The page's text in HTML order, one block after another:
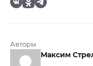
Авторы
Максим